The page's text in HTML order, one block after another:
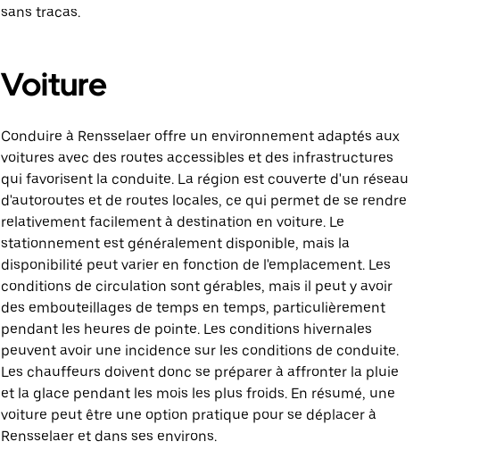
sans tracas.
Voiture
Conduire à Rensselaer offre un environnement adaptés aux
voitures avec des routes accessibles et des infrastructures
qui favorisent la conduite. La région est couverte d'un réseau
d'autoroutes et de routes locales, ce qui permet de se rendre
relativement facilement à destination en voiture. Le
stationnement est généralement disponible, mais la
disponibilité peut varier en fonction de l'emplacement. Les
conditions de circulation sont gérables, mais il peut y avoir
des embouteillages de temps en temps, particulièrement
pendant les heures de pointe. Les conditions hivernales
peuvent avoir une incidence sur les conditions de conduite.
Les chauffeurs doivent donc se préparer à affronter la pluie
et la glace pendant les mois les plus froids. En résumé, une
voiture peut être une option pratique pour se déplacer à
Rensselaer et dans ses environs.